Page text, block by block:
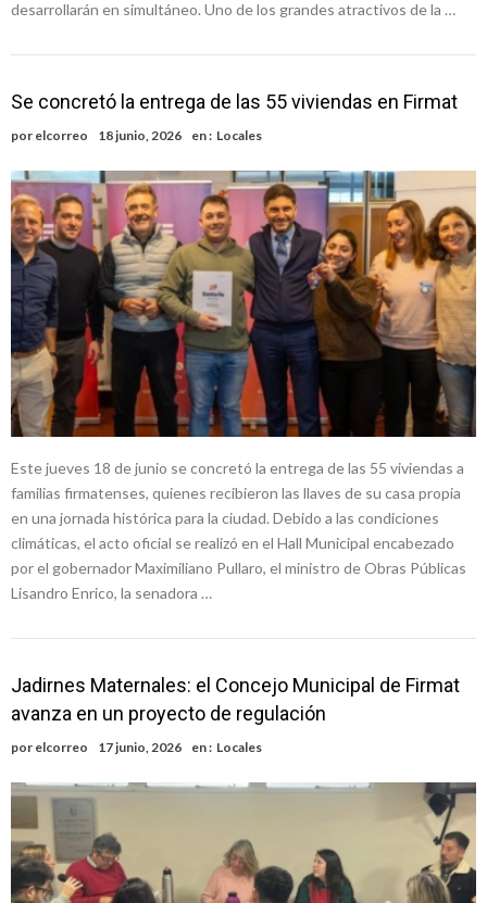
desarrollarán en simultáneo. Uno de los grandes atractivos de la …
Se concretó la entrega de las 55 viviendas en Firmat
por elcorreo 18 junio, 2026 en : Locales
Este jueves 18 de junio se concretó la entrega de las 55 viviendas a
familias firmatenses, quienes recibieron las llaves de su casa propia
en una jornada histórica para la ciudad. Debido a las condiciones
climáticas, el acto oficial se realizó en el Hall Municipal encabezado
por el gobernador Maximiliano Pullaro, el ministro de Obras Públicas
Lisandro Enrico, la senadora …
Jadirnes Maternales: el Concejo Municipal de Firmat
avanza en un proyecto de regulación
por elcorreo 17 junio, 2026 en : Locales